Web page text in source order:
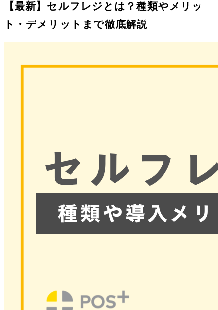
【最新】セルフレジとは？種類やメリッ
ト・デメリットまで徹底解説